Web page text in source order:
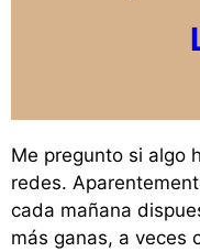
Me pregunto si algo
redes.
cada mañana
más ganas, a veces